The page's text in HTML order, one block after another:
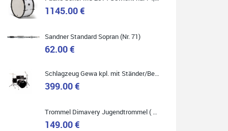
Ich bin super zufrieden mit meiner neuen Ukulele!
Einfach am Freitag vorbeigekommen, eben geklingelt
und top beraten worden. Ich würde den Besuch im
Quelle: Google-Rezension
1145.00 €
Sandner Standard Sopran (Nr. 71)
62.00 €
399.00 €
149.00 €